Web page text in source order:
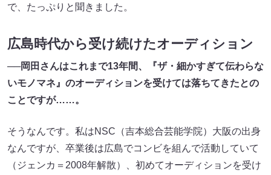
で、たっぷりと聞きました。
広島時代から受け続けたオーディション
──岡田さんはこれまで13年間、『ザ・細かすぎて伝わらな
いモノマネ』のオーディションを受けては落ちてきたとの
ことですが……。
そうなんです。私はNSC（吉本総合芸能学院）大阪の出身
なんですが、卒業後は広島でコンビを組んで活動していて
（ジェンカ＝2008年解散）、初めてオーディションを受け